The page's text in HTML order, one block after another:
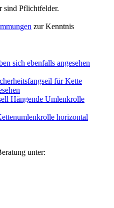
sind Pflichtfelder.
zur Kenntnis
sich ebenfalls angesehen
für Kette
Hängende Umlenkrolle
horizontal
unter: